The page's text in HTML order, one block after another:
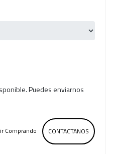
Puedes enviarnos
CONTACTANOS
Comprando